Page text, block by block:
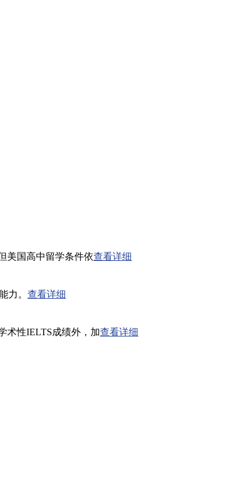
美国高中留学条件依查看详细
力。 查看详细
术性IELTS成绩外，加查看详细